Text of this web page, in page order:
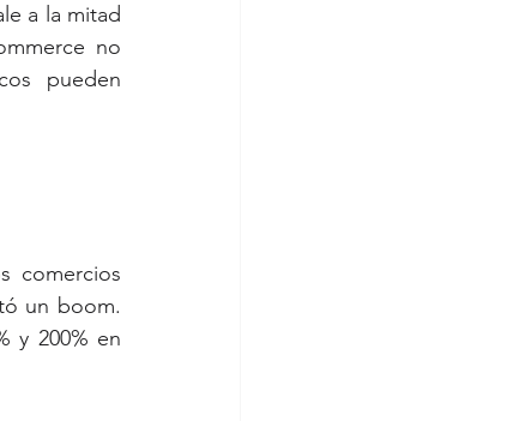
a la mitad
no
pueden
comercios
un boom.
y 200% en